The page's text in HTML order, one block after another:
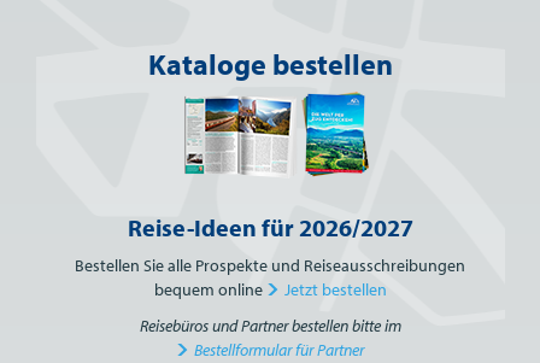
Kataloge bestellen
Reise-Ideen für 2026/2027
Bestellen Sie alle Prospekte und Reiseausschreibungen
bequem online
Jetzt bestellen
Reisebüros und Partner bestellen bitte im
Bestellformular für Partner